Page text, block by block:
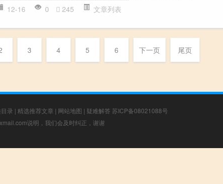
12-16 0 245 文章列表
3 4 5 6 下一页 尾页
录 | 精选推荐文章 | 网站地图 | 疑难解答 苏ICP备08021088号
说明，我们会及时纠正，谢谢